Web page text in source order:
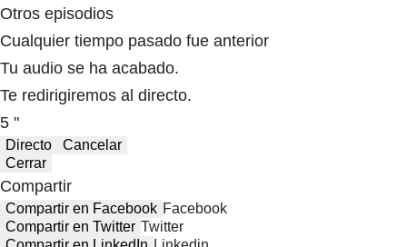
Otros episodios
Cualquier tiempo pasado fue anterior
Tu audio se ha acabado.
Te redirigiremos al directo.
5 "
Directo
Cancelar
Cerrar
Compartir
Compartir en Facebook Facebook
Compartir en Twitter Twitter